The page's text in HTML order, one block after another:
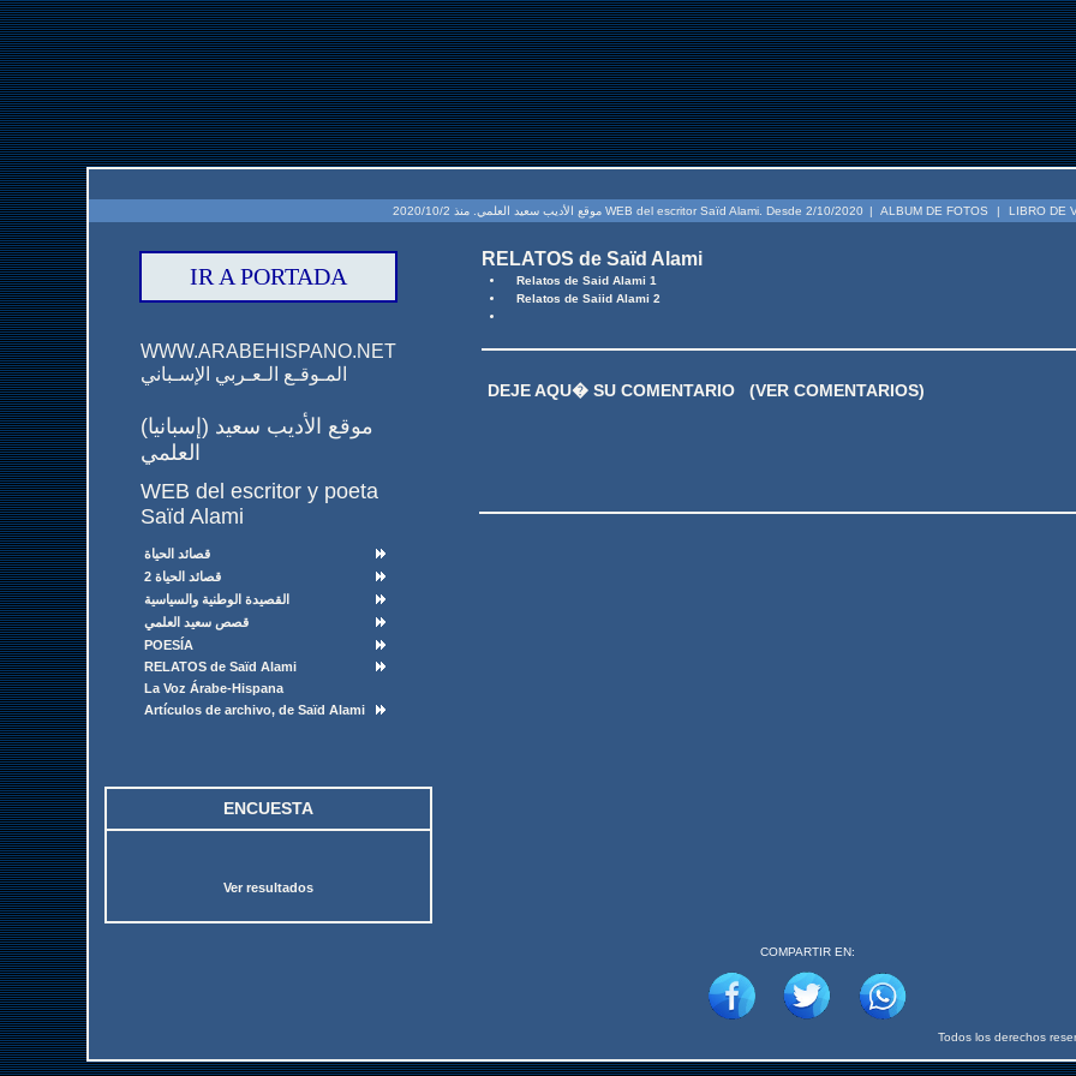
موقع الأديب سعيد العلمي. منذ 2020/10/2 WEB del escritor Saïd Alami. Desde 2/10/2020 | ALBUM DE FOTOS | LIBRO DE
IR A PORTADA
WWW.ARABEHISPANO.NET
المـوقـع الـعـربي الإسـباني
(إسبانيا) موقع الأديب سعيد
العلمي
WEB del escritor y poeta
Saïd Alami
قصائد الحياة
قصائد الحياة 2
القصيدة الوطنية والسياسية
قصص سعيد العلمي
POESÍA
RELATOS de Saïd Alami
La Voz Árabe-Hispana
Artículos de archivo, de Saïd Alami
ENCUESTA
Ver resultados
RELATOS de Saïd Alami
Relatos de Said Alami 1
Relatos de Saiid Alami 2
DEJE AQU� SU COMENTARIO (VER COMENTARIOS)
COMPARTIR EN: